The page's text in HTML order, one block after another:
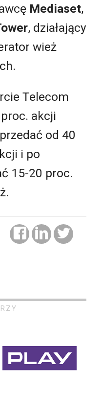
Mediaset,
, działający
wież
Telecom
akcji
od 40
i po
15-20 proc.